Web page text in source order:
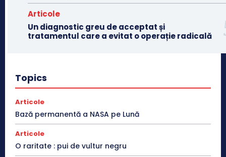
Articole
Un diagnostic greu de acceptat și
tratamentul care a evitat o operație radicală
Topics
Articole
Bază permanentă a NASA pe Lună
Articole
O raritate : pui de vultur negru